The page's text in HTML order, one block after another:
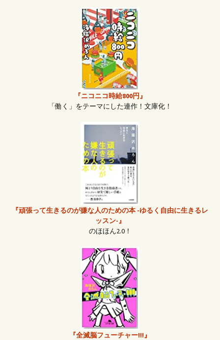
『ニコニコ時給800円』
「働く」をテーマにした連作！文庫化！
『頑張って生きるのが嫌な人のための本 -ゆるく自由に生きるレ
ッスン-』
のほほん2.0！
『全滅脳フューチャー!!!』